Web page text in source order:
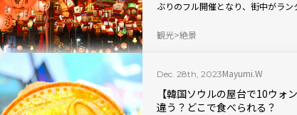
ぶりのフル開催となり、街中がラ
食べ歩く。老若男女誰でも楽しめる
観光 絶景
Dec. 28th, 2023Mayumi.W
【韓国ソウルの屋台で10ウォ
違う？どこで食べられる？